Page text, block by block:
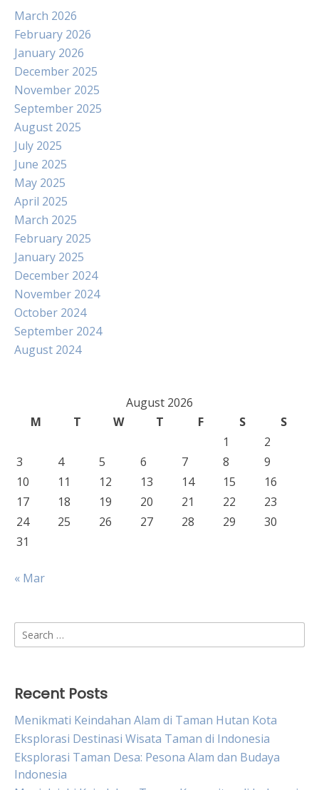
March 2026
February 2026
January 2026
December 2025
November 2025
September 2025
August 2025
July 2025
June 2025
May 2025
April 2025
March 2025
February 2025
January 2025
December 2024
November 2024
October 2024
September 2024
August 2024
August 2026
M
T W T F S
S
1
2
3
4 5 6 7 8
9
10
11 12 13 14 15
16
17
18 19 20 21 22
23
24
25 26 27 28 29
30
31
« Mar
Search
for:
Recent Posts
Menikmati Keindahan Alam di Taman Hutan Kota
Eksplorasi Destinasi Wisata Taman di Indonesia
Eksplorasi Taman Desa: Pesona Alam dan Budaya
Indonesia